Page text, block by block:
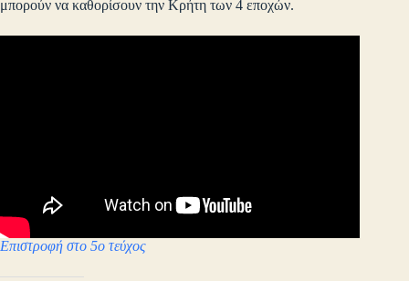
μπορούν να καθορίσουν την Κρήτη των 4 εποχών.
Επιστροφή στο 5ο τεύχος